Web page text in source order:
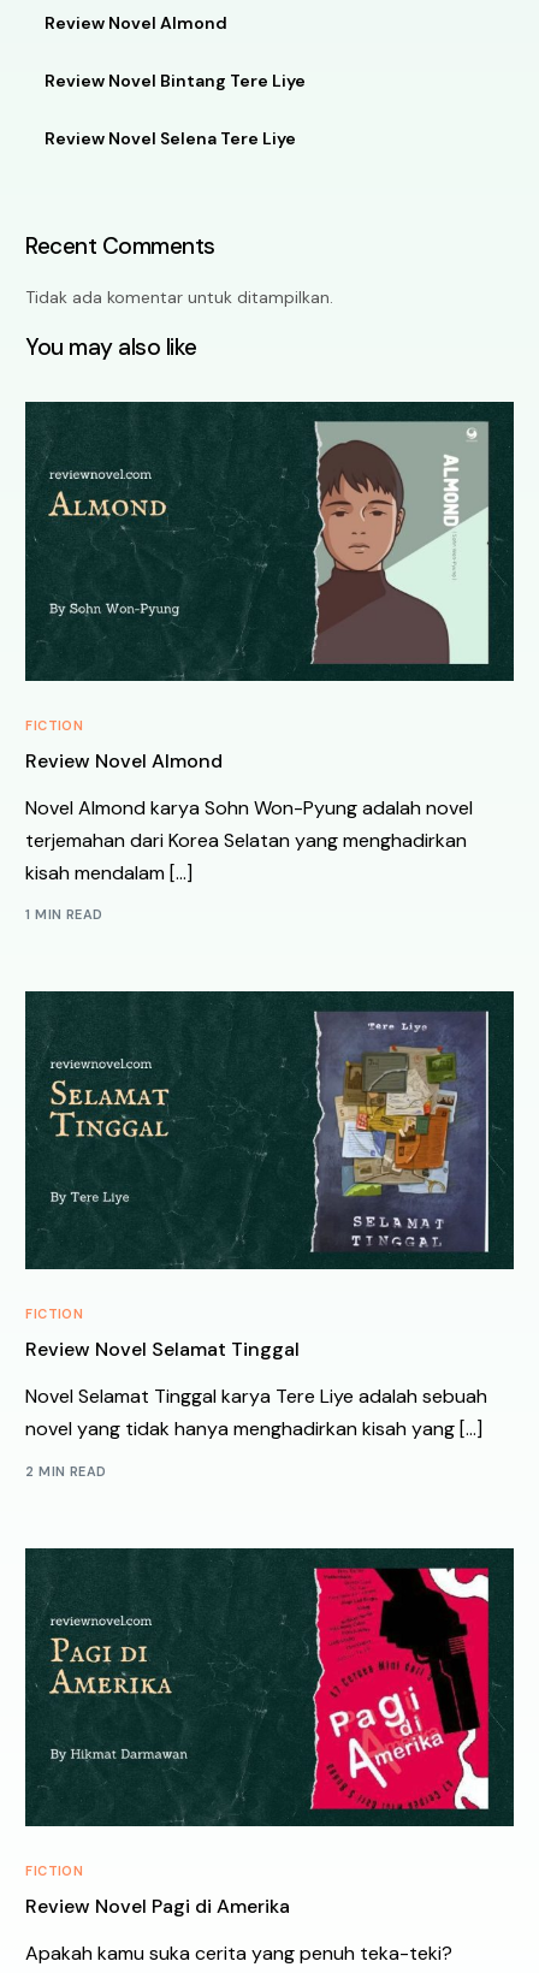
Review Novel Almond
Review Novel Bintang Tere Liye
Review Novel Selena Tere Liye
Recent Comments
Tidak ada komentar untuk ditampilkan.
You may also like
FICTION
Review Novel Almond
Novel Almond karya Sohn Won-Pyung adalah novel
terjemahan dari Korea Selatan yang menghadirkan
kisah mendalam […]
1 MIN READ
FICTION
Review Novel Selamat Tinggal
Novel Selamat Tinggal karya Tere Liye adalah sebuah
novel yang tidak hanya menghadirkan kisah yang […]
2 MIN READ
FICTION
Review Novel Pagi di Amerika
Apakah kamu suka cerita yang penuh teka-teki?